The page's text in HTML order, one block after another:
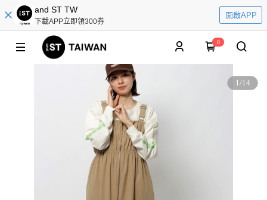
and ST TW
下載APP立即領300券
開啟APP
0
1/14